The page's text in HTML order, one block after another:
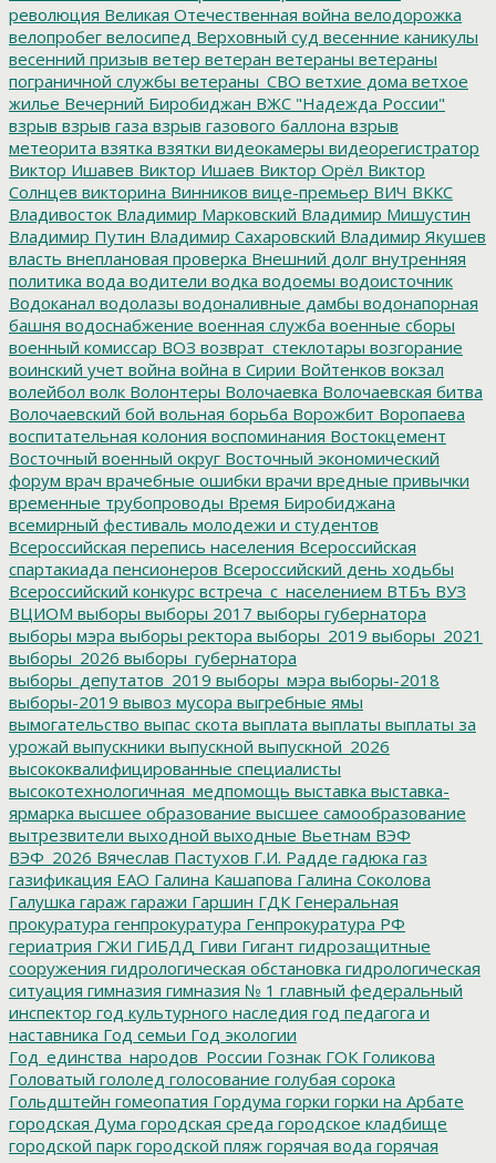
революция Великая Отечественная война велодорожка
велопробег велосипед Верховный суд весенние каникулы
весенний призыв ветер ветеран ветераны ветераны
пограничной службы ветераны_СВО ветхие дома ветхое
жилье Вечерний Биробиджан ВЖС "Надежда России"
взрыв взрыв газа взрыв газового баллона взрыв
метеорита взятка взятки видеокамеры видеорегистратор
Виктор Ишавев Виктор Ишаев Виктор Орёл Виктор
Солнцев викторина Винников вице-премьер ВИЧ ВККС
Владивосток Владимир Марковский Владимир Мишустин
Владимир Путин Владимир Сахаровский Владимир Якушев
власть внеплановая проверка Внешний долг внутренняя
политика вода водители водка водоемы водоисточник
Водоканал водолазы водоналивные дамбы водонапорная
башня водоснабжение военная служба военные сборы
военный комиссар ВОЗ возврат_стеклотары возгорание
воинский учет война война в Сирии Войтенков вокзал
волейбол волк Волонтеры Волочаевка Волочаевская битва
Волочаевский бой вольная борьба Ворожбит Воропаева
воспитательная колония воспоминания Востокцемент
Восточный военный округ Восточный экономический
форум врач врачебные ошибки врачи вредные привычки
временные трубопроводы Время Биробиджана
всемирный фестиваль молодежи и студентов
Всероссийская перепись населения Всероссийская
спартакиада пенсионеров Всероссийский день ходьбы
Всероссийский конкурс встреча_с_населением ВТБъ ВУЗ
ВЦИОМ выборы выборы 2017 выборы губернатора
выборы мэра выборы ректора выборы_2019 выборы_2021
выборы_2026 выборы_губернатора
выборы_депутатов_2019 выборы_мэра выборы-2018
выборы-2019 вывоз мусора выгребные ямы
вымогательство выпас скота выплата выплаты выплаты за
урожай выпускники выпускной выпускной_2026
высококвалифицированные специалисты
высокотехнологичная_медпомощь выставка выставка-
ярмарка высшее образование высшее самообразование
вытрезвители выходной выходные Вьетнам ВЭФ
ВЭФ_2026 Вячеслав Пастухов Г.И. Радде гадюка газ
газификация ЕАО Галина Кашапова Галина Соколова
Галушка гараж гаражи Гаршин ГДК Генеральная
прокуратура генпрокуратура Генпрокуратура РФ
гериатрия ГЖИ ГИБДД Гиви Гигант гидрозащитные
сооружения гидрологическая обстановка гидрологическая
ситуация гимназия гимназия № 1 главный федеральный
инспектор год культурного наследия год педагога и
наставника Год семьи Год экологии
Год_единства_народов_России Гознак ГОК Голикова
Головатый гололед голосование голубая сорока
Гольдштейн гомеопатия Гордума горки горки на Арбате
городская Дума городская среда городское кладбище
городской парк городской пляж горячая вода горячая